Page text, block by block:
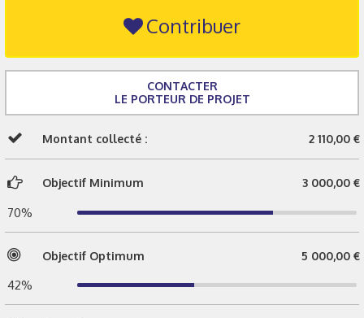
Contribuer
CONTACTER
LE PORTEUR DE PROJET
Montant collecté : 2 110,00 €
Objectif Minimum 3 000,00 €
70%
Objectif Optimum 5 000,00 €
42%